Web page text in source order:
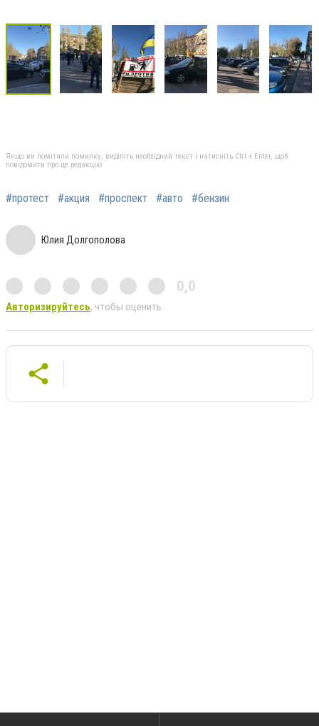
Якщо ви помітили помилку, виділіть необхідний текст і натисніть Ctrl + Enter, щоб
повідомити про це редакцію
#протест #акция #проспект #авто #бензин
Юлия Долгополова
0,0
Авторизируйтесь, чтобы оценить